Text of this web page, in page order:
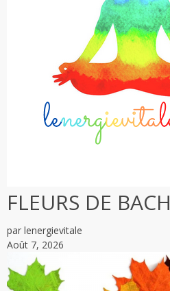
FLEURS DE BACH
par lenergievitale
Août 7, 2026